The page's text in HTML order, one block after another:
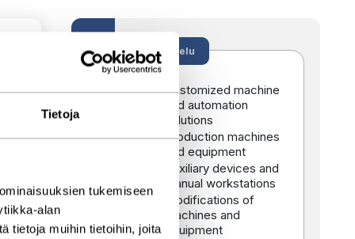
Tietoja
tukemiseen
alan
tietoja muihin tietoihin, joita
RAJAA HAKUA Palvelu
Customized machine
and automation
solutions
Production machines
and equipment
Auxiliary devices and
manual workstations
Modifications of
machines and
equipment